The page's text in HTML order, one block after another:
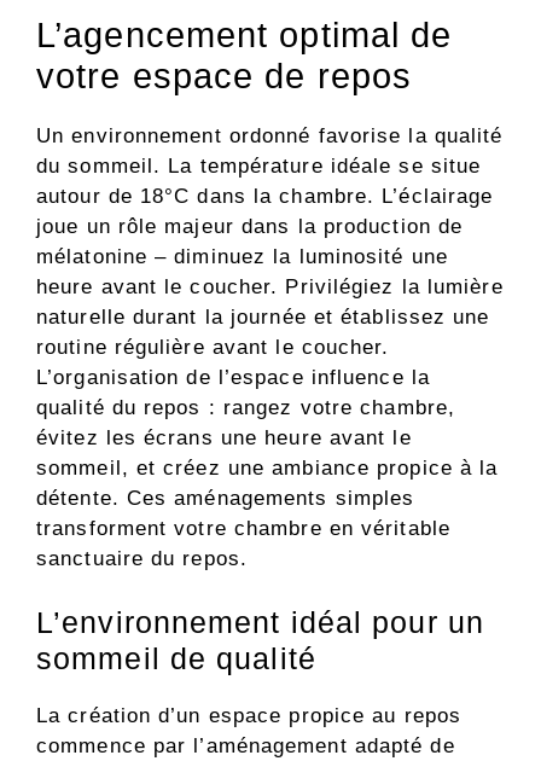
L’agencement optimal de
votre espace de repos
Un environnement ordonné favorise la qualité
du sommeil. La température idéale se situe
autour de 18°C dans la chambre. L’éclairage
joue un rôle majeur dans la production de
mélatonine – diminuez la luminosité une
heure avant le coucher. Privilégiez la lumière
naturelle durant la journée et établissez une
routine régulière avant le coucher.
L’organisation de l’espace influence la
qualité du repos : rangez votre chambre,
évitez les écrans une heure avant le
sommeil, et créez une ambiance propice à la
détente. Ces aménagements simples
transforment votre chambre en véritable
sanctuaire du repos.
L’environnement idéal pour un
sommeil de qualité
La création d’un espace propice au repos
commence par l’aménagement adapté de